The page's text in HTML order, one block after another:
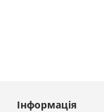
Інформація